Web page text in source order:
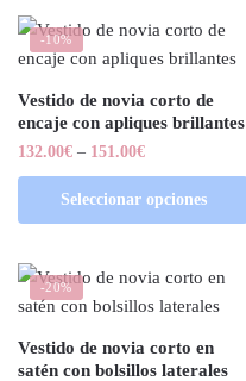
-10%
Vestido de novia corto de
encaje con apliques brillantes
132.00€ – 151.00€
Seleccionar opciones
-20%
Vestido de novia corto en
satén con bolsillos laterales